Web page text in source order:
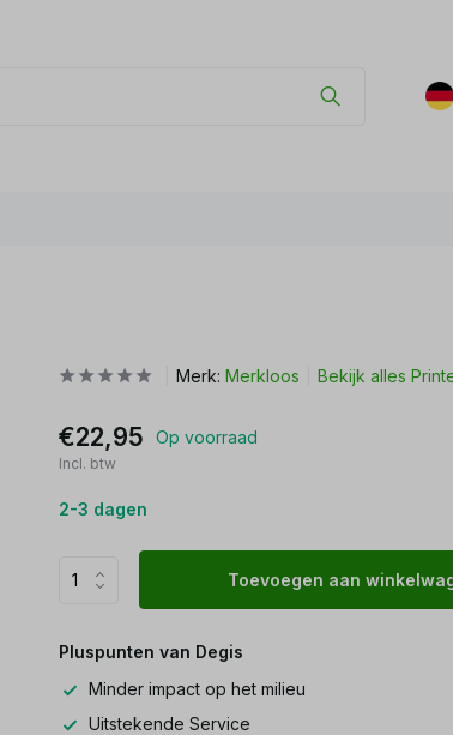
Merk:Merkloos Bekijk alles
€22,95 Op voorraad
Incl. btw
2-3 dagen
Toevoegen aan
Pluspunten van Degis
Minder impact op het milieu
Uitstekende Service